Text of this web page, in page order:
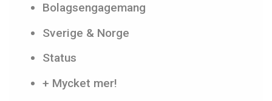
Bolagsengagemang
Sverige & Norge
Status
+ Mycket mer!